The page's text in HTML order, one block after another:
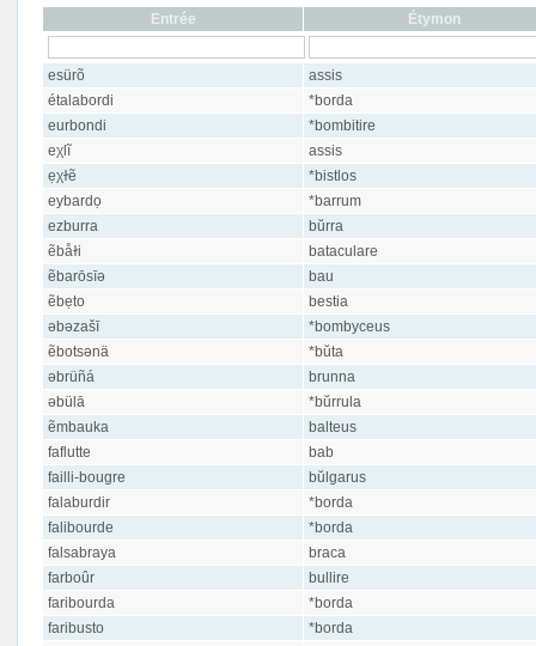
Entrée Étymon
esürõ
assis
étalabordi
*borda
eurbondi
*bombitire
eχlĩ
assis
ẹχɫẽ
*bistlos
eybardọ
*barrum
ezburra
bŭrra
ẽbåɫi
bataculare
ẽbarōsīə
bau
ẽbẹto
bestia
əbəzašī
*bombyceus
ẽbotsənä
*bŭta
əbrüñá
brunna
əbülā
*bŭrrula
ẽmbauka
balteus
faflutte
bab
failli-bougre
bŭlgarus
falaburdir
*borda
falibourde
*borda
falsabraya
braca
farboûr
bullire
faribourda
*borda
faribusto
*borda